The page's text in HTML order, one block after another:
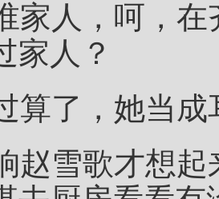
家人，呵，
家人？
算了，她当
赵雪歌才想